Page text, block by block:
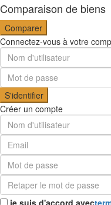
Comparaison de biens
Comparer
Connectez-vous à votre
S'identifier
Créer un compte